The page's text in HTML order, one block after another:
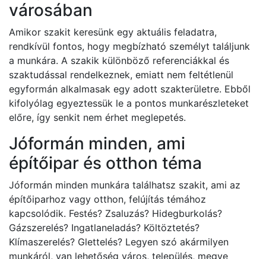
városában
Amikor szakit keresünk egy aktuális feladatra,
rendkívül fontos, hogy megbízható személyt találjunk
a munkára. A szakik különböző referenciákkal és
szaktudással rendelkeznek, emiatt nem feltétlenül
egyformán alkalmasak egy adott szakterületre. Ebből
kifolyólag egyeztessük le a pontos munkarészleteket
előre, így senkit nem érhet meglepetés.
Jóformán minden, ami
építőipar és otthon téma
Jóformán minden munkára találhatsz szakit, ami az
építőiparhoz vagy otthon, felújítás témához
kapcsolódik. Festés? Zsaluzás? Hidegburkolás?
Gázszerelés? Ingatlaneladás? Költöztetés?
Klímaszerelés? Glettelés? Legyen szó akármilyen
munkáról, van lehetőség város, település, megye